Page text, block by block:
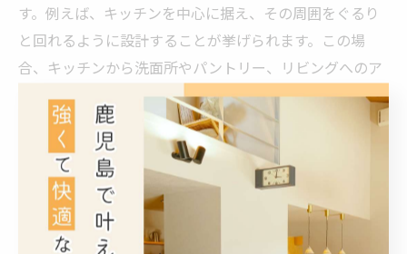
す。例えば、キッチンを中心に据え、その周囲をぐるり
と回れるように設計することが挙げられます。この場
合、キッチンから洗面所やパントリー、リビングへのア
クセスが複数ルートで可能になるため、家事が格段に効
率化します。また、玄関から直接洗面所や手洗い場にア
クセスできる動線も便利です。これにより外出先から戻
った際の動線短縮や、子どもの帰宅時の動線を工夫でき
るのです。さらに、収納を複数か所に分散配置し、使い
たい場所の近くで物を片付けやすい設計も回遊動線と相